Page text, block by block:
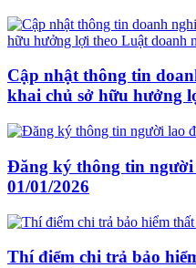
Cập nhật thông tin
khai chủ sở hữu hưởng
Đăng ký thông tin
01/01/2026
Thí điểm chi trả bảo